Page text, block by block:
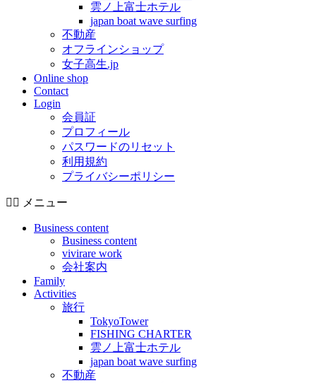
雲ノ上富士ホテル
japan boat wave surfing
不動産
オフラインショップ
女子高生.jp
Online shop
Contact
Login
会員証
プロフィール
パスワードのリセット
利用規約
プライバシーポリシー
メニュー
Business content
Business content
vivirare work
会社案内
Family
Activities
旅行
TokyoTower
FISHING CHARTER
雲ノ上富士ホテル
japan boat wave surfing
不動産